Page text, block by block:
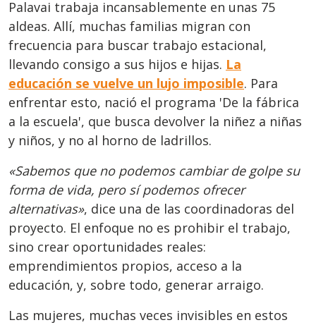
Palavai trabaja incansablemente en unas 75
aldeas. Allí, muchas familias migran con
frecuencia para buscar trabajo estacional,
llevando consigo a sus hijos e hijas. La
educación se vuelve un lujo imposible. Para
enfrentar esto, nació el programa 'De la fábrica
a la escuela', que busca devolver la niñez a niñas
y niños, y no al horno de ladrillos.
«Sabemos que no podemos cambiar de golpe su
forma de vida, pero sí podemos ofrecer
alternativas», dice una de las coordinadoras del
proyecto. El enfoque no es prohibir el trabajo,
sino crear oportunidades reales:
emprendimientos propios, acceso a la
educación, y, sobre todo, generar arraigo.
Las mujeres, muchas veces invisibles en estos